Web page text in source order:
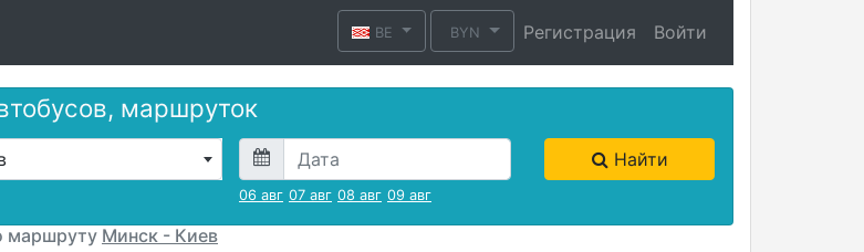
BE BYN Регистрация Войти
маршруток
06 авг 07 авг 08 авг 09 авг
Найти
маршруту Минск - Киев